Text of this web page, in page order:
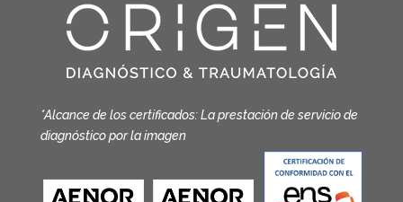
*Alcance de los certificados: La prestación de servicio de
diagnóstico por la imagen